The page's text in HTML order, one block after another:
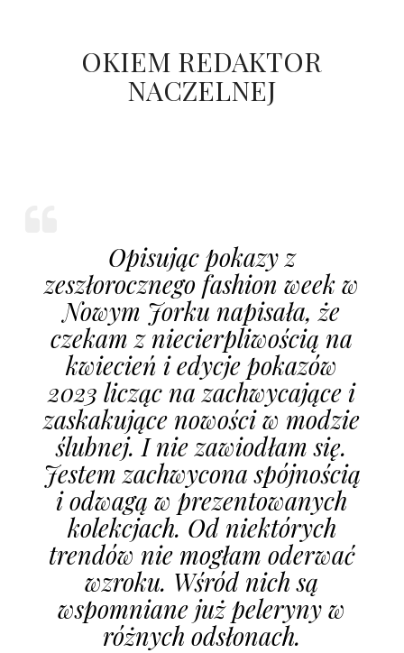
OKIEM REDAKTOR
NACZELNEJ
Opisując pokazy z
zeszłorocznego fashion week w
Nowym Jorku napisała, że
czekam z niecierpliwością na
kwiecień i edycje pokazów
2023 licząc na zachwycające i
zaskakujące nowości w modzie
ślubnej. I nie zawiodłam się.
Jestem zachwycona spójnością
i odwagą w prezentowanych
kolekcjach. Od niektórych
trendów nie mogłam oderwać
wzroku. Wśród nich są
wspomniane już peleryny w
różnych odsłonach.